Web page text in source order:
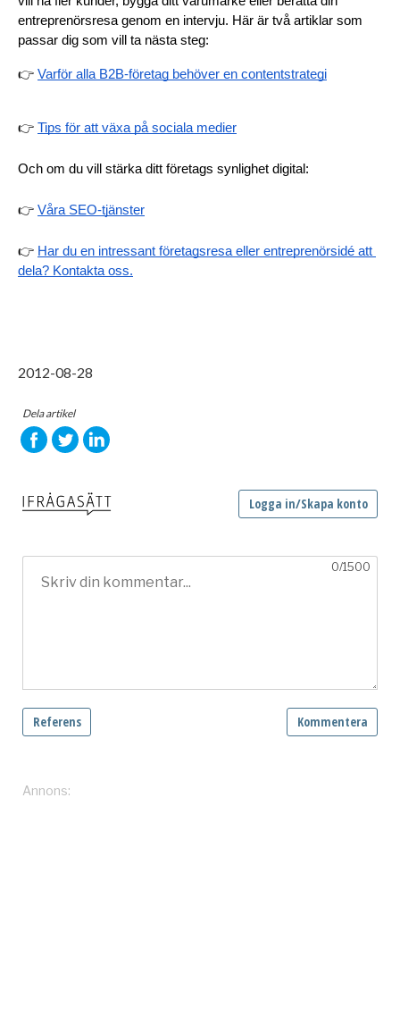
entreprenörsresa genom en intervju. Här är två artiklar som
passar dig som vill ta nästa steg:
👉 Varför alla B2B-företag behöver en contentstrategi
👉 Tips för att växa på sociala medier
Och om du vill stärka ditt företags synlighet digital:
👉 Våra SEO-tjänster
👉 Har du en intressant företagsresa eller entreprenörsidé att
dela? Kontakta oss.
2012-08-28
Dela artikel